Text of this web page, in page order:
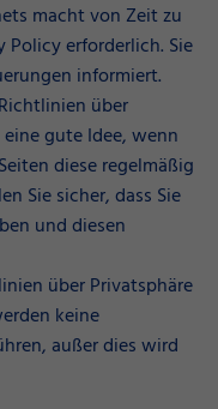
macht von Zeit zu
Policy erforderlich. Sie
informiert.
über
gute Idee, wenn
diese regelmäßig
Sie sicher, dass Sie
und diesen
über Privatsphäre
keine
außer dies wird